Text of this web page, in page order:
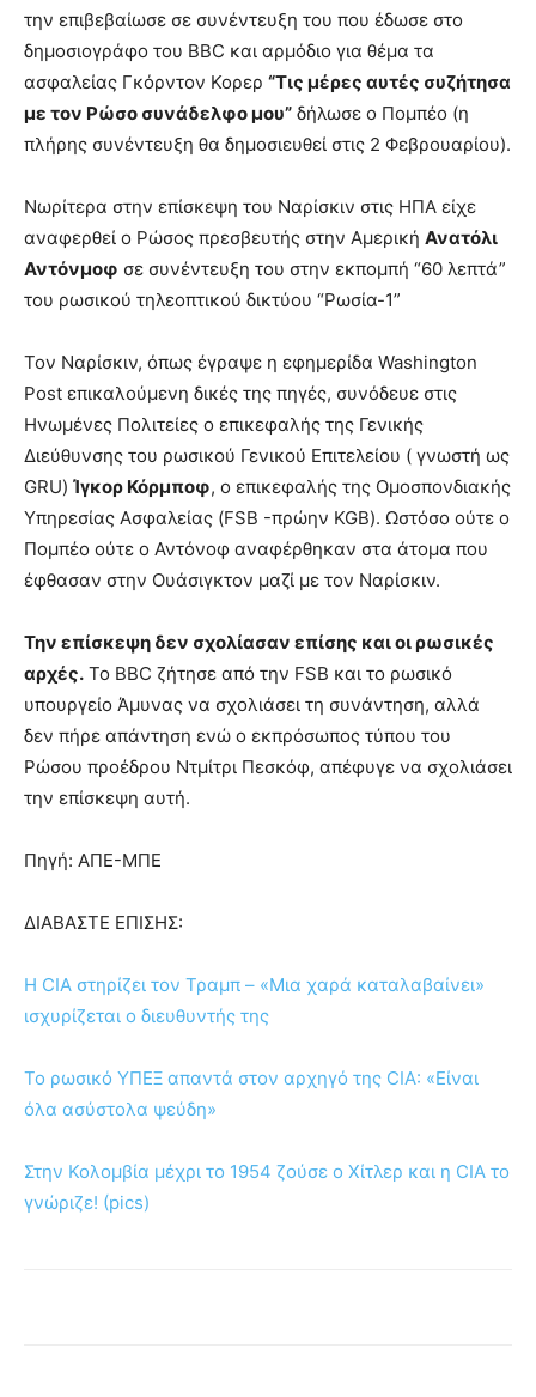
την επιβεβαίωσε σε συνέντευξη του που έδωσε στο
δημοσιογράφο του BBC και αρμόδιο για θέμα τα
ασφαλείας Γκόρντον Κορερ “Τις μέρες αυτές συζήτησα
με τον Ρώσο συνάδελφο μου” δήλωσε ο Πομπέο (η
πλήρης συνέντευξη θα δημοσιευθεί στις 2 Φεβρουαρίου).
Νωρίτερα στην επίσκεψη του Ναρίσκιν στις ΗΠΑ είχε
αναφερθεί ο Ρώσος πρεσβευτής στην Αμερική Ανατόλι
Αντόνμοφ σε συνέντευξη του στην εκπομπή “60 λεπτά”
του ρωσικού τηλεοπτικού δικτύου “Ρωσία-1”
Τον Ναρίσκιν, όπως έγραψε η εφημερίδα Washington
Post επικαλούμενη δικές της πηγές, συνόδευε στις
Ηνωμένες Πολιτείες ο επικεφαλής της Γενικής
Διεύθυνσης του ρωσικού Γενικού Επιτελείου ( γνωστή ως
GRU) Ίγκορ Κόρμποφ, o επικεφαλής της Ομοσπονδιακής
Υπηρεσίας Ασφαλείας (FSB -πρώην KGB). Ωστόσο ούτε ο
Πομπέο ούτε ο Αντόνοφ αναφέρθηκαν στα άτομα που
έφθασαν στην Ουάσιγκτον μαζί με τον Ναρίσκιν.
Την επίσκεψη δεν σχολίασαν επίσης και οι ρωσικές
αρχές. Το BBC ζήτησε από την FSB και το ρωσικό
υπουργείο Άμυνας να σχολιάσει τη συνάντηση, αλλά
δεν πήρε απάντηση ενώ ο εκπρόσωπος τύπου του
Ρώσου προέδρου Ντμίτρι Πεσκόφ, απέφυγε να σχολιάσει
την επίσκεψη αυτή.
Πηγή: ΑΠΕ-ΜΠΕ
ΔΙΑΒΑΣΤΕ ΕΠΙΣΗΣ:
Η CIA στηρίζει τον Τραμπ – «Μια χαρά καταλαβαίνει»
ισχυρίζεται ο διευθυντής της
Το ρωσικό ΥΠΕΞ απαντά στον αρχηγό της CIA: «Είναι
όλα ασύστολα ψεύδη»
Στην Κολομβία μέχρι το 1954 ζούσε ο Χίτλερ και η CIA το
γνώριζε! (pics)